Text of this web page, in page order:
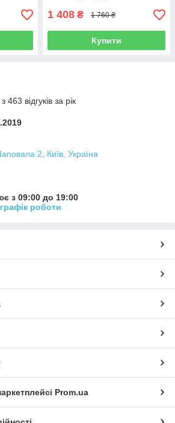
1 408 ₴ 1 760 ₴
Купити
відгуків за рік
2, Київ, Україна
з 09:00 до 19:00
роботи
Prom.ua